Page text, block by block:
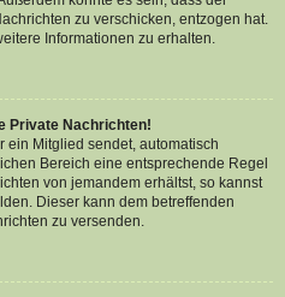
zu verschicken, entzogen hat.
Informationen zu erhalten.
Private Nachrichten!
ein Mitglied sendet, automatisch
Bereich eine entsprechende Regel
von jemandem erhältst, so kannst
Dieser kann dem betreffenden
zu versenden.